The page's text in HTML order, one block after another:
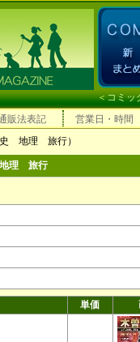
＜コミッ
販法表記 営業日・時間
地理 旅行）
理 旅行
単価